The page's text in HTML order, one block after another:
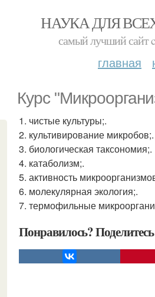
НАУКА ДЛЯ
самый лучший сайт
главная
Кyрс
1. чистые культуры;.
2. культивирование микробов;.
3. биологическая таксономия;.
4. катаболизм;.
5. активность
6. молекулярная экология;.
7. термофильные
Понравилось?